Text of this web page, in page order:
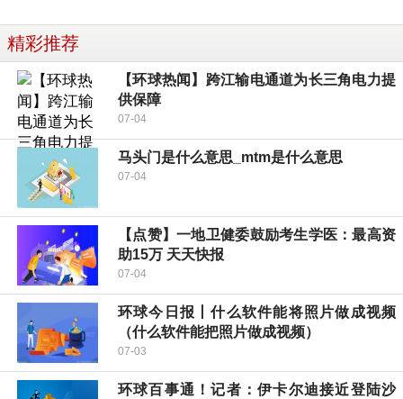
精彩推荐
【环球热闻】跨江输电通道为长三角电力提
供保障
07-04
马头门是什么意思_mtm是什么意思
07-04
【点赞】一地卫健委鼓励考生学医：最高资
助15万 天天快报
07-04
环球今日报丨什么软件能将照片做成视频
（什么软件能把照片做成视频）
07-03
环球百事通！记者：伊卡尔迪接近登陆沙